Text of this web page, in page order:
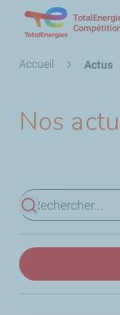
Fil
Accueil Actus
Nos
Voir les résultats